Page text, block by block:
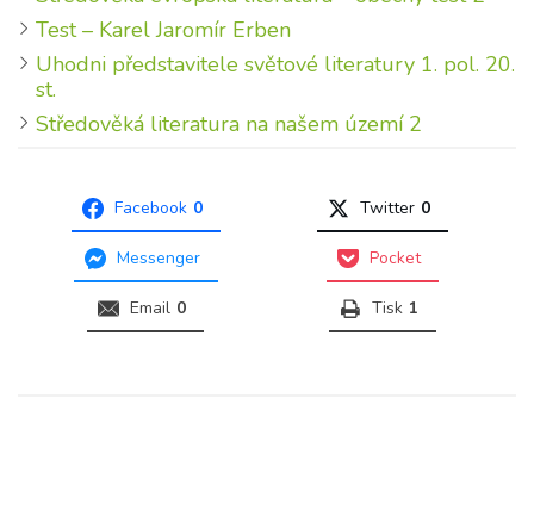
Test – Karel Jaromír Erben
Uhodni představitele světové literatury 1. pol. 20.
st.
Středověká literatura na našem území 2
Facebook 0 Twitter 0
Messenger Pocket
Email 0 Tisk 1